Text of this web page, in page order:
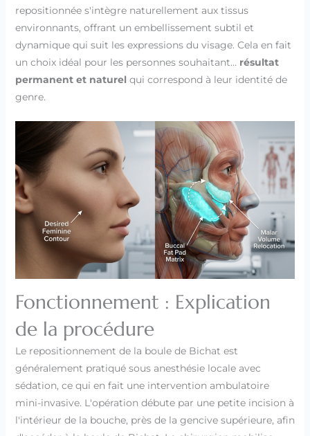
repositionnée s'intègre naturellement aux tissus
environnants, offrant un embellissement subtil et
dynamique qui suit les expressions du visage. Cela en fait
un choix idéal pour les personnes souhaitant… résultat
permanent et naturelqui correspond à leur identité de
genre.
Fonctionnement : Explication
de la procédure
Le repositionnement de la boule de Bichat est
généralement pratiqué sous anesthésie locale avec
sédation, ce qui en fait une intervention ambulatoire
mini-invasive. L'opération débute par une petite incision à
l'intérieur de la bouche, près de la gencive supérieure, afin